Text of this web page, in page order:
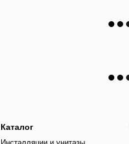
Каталог